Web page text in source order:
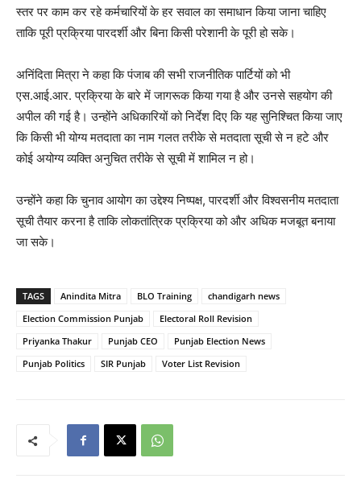
स्तर पर काम कर रहे कर्मचारियों के हर सवाल का समाधान किया जाना चाहिए
ताकि पूरी प्रक्रिया पारदर्शी और बिना किसी परेशानी के पूरी हो सके।
अनिंदिता मित्रा ने कहा कि पंजाब की सभी राजनीतिक पार्टियों को भी
एस.आई.आर. प्रक्रिया के बारे में जागरूक किया गया है और उनसे सहयोग की
अपील की गई है। उन्होंने अधिकारियों को निर्देश दिए कि यह सुनिश्चित किया जाए
कि किसी भी योग्य मतदाता का नाम गलत तरीके से मतदाता सूची से न हटे और
कोई अयोग्य व्यक्ति अनुचित तरीके से सूची में शामिल न हो।
उन्होंने कहा कि चुनाव आयोग का उद्देश्य निष्पक्ष, पारदर्शी और विश्वसनीय मतदाता
सूची तैयार करना है ताकि लोकतांत्रिक प्रक्रिया को और अधिक मजबूत बनाया
जा सके।
TAGS Anindita Mitra BLO Training
chandigarh news
Election Commission Punjab
Electoral Roll Revision
Priyanka Thakur
Punjab CEO
Punjab Election News
Punjab Politics
SIR Punjab Voter List Revision